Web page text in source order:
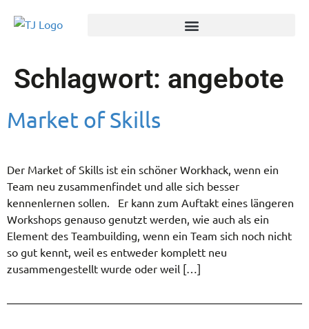
Schlagwort: angebote
Market of Skills
Der Market of Skills ist ein schöner Workhack, wenn ein
Team neu zusammenfindet und alle sich besser
kennenlernen sollen. Er kann zum Auftakt eines längeren
Workshops genauso genutzt werden, wie auch als ein
Element des Teambuilding, wenn ein Team sich noch nicht
so gut kennt, weil es entweder komplett neu
zusammengestellt wurde oder weil […]